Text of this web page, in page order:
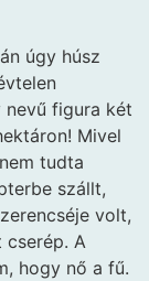
úgy húsz
figura két
Mivel
tudta
szállt,
volt,
A
hogy nő a fű.